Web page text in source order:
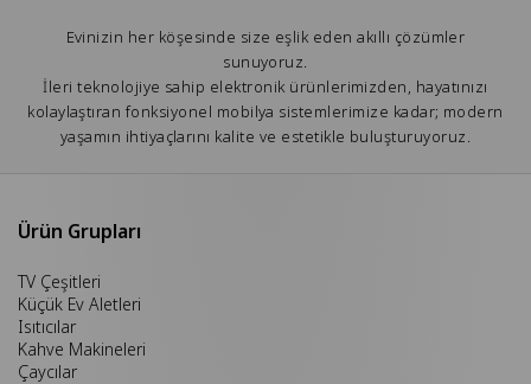
Evinizin her köşesinde size eşlik eden akıllı çözümler
sunuyoruz.
İleri teknolojiye sahip elektronik ürünlerimizden, hayatınızı
kolaylaştıran fonksiyonel mobilya sistemlerimize kadar; modern
yaşamın ihtiyaçlarını kalite ve estetikle buluşturuyoruz.
Ürün Grupları
TV Çeşitleri
Küçük Ev Aletleri
Isıtıcılar
Kahve Makineleri
Çaycılar